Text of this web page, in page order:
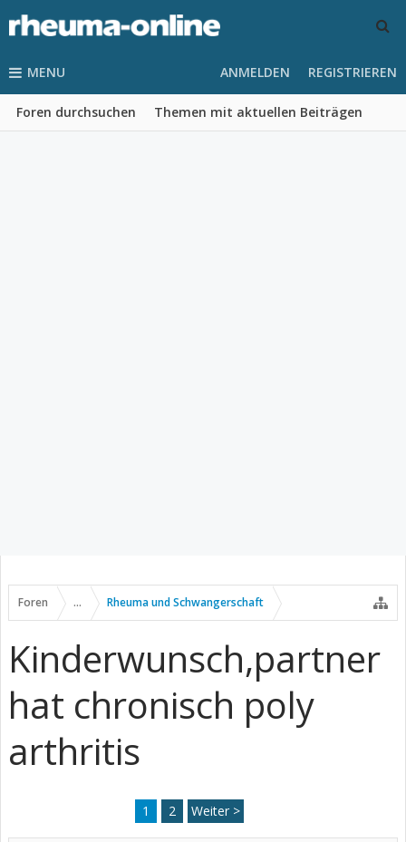
MENU
Foren durchsuchen Themen mit aktuellen Beiträgen
ANMELDEN REGISTRIEREN
Foren ... Rheuma und Schwangerschaft
Kinderwunsch,partner
hat chronisch poly
arthritis
1 2 Weiter >